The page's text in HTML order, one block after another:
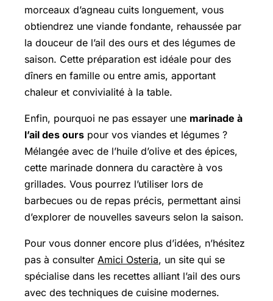
morceaux d’agneau cuits longuement, vous
obtiendrez une viande fondante, rehaussée par
la douceur de l’ail des ours et des légumes de
saison. Cette préparation est idéale pour des
dîners en famille ou entre amis, apportant
chaleur et convivialité à la table.
Enfin, pourquoi ne pas essayer une marinade à
l’ail des ours pour vos viandes et légumes ?
Mélangée avec de l’huile d’olive et des épices,
cette marinade donnera du caractère à vos
grillades. Vous pourrez l’utiliser lors de
barbecues ou de repas précis, permettant ainsi
d’explorer de nouvelles saveurs selon la saison.
Pour vous donner encore plus d’idées, n’hésitez
pas à consulter Amici Osteria, un site qui se
spécialise dans les recettes alliant l’ail des ours
avec des techniques de cuisine modernes.